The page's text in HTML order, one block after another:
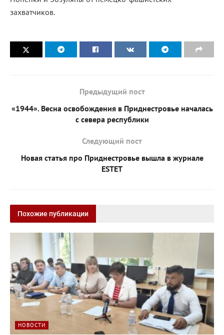
захватчиков.
Предыдущий пост
«1944». Весна освобождения в Приднестровье началась
с севера республики
Следующий пост
Новая статья про Приднестровье вышла в журнале
ESTET
Похожие публикации
НОВОСТИ